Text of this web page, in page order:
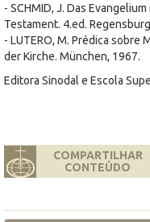
- SCHMID, J. Das
Testament. 4.ed.
- LUTERO, M. Prédica sobre
der Kirche. München, 1967.
Editora Sinodal e Escola
COMPARTILHAR
CONTEÚDO